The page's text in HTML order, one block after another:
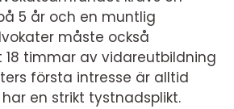
5 år och en muntlig
måste också
timmar av vidareutbildning
första intresse är alltid
en strikt tystnadsplikt.